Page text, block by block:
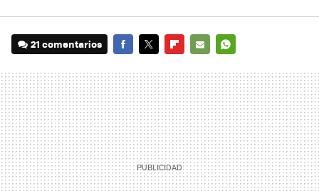
21 comentarios
MAIL